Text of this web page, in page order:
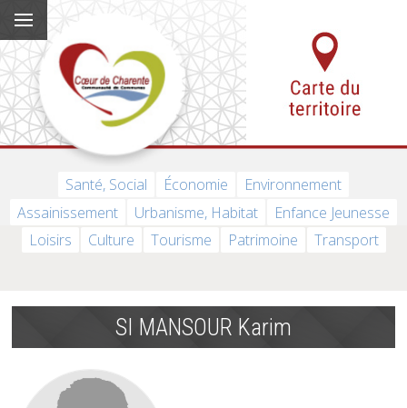
Santé, Social Économie
Environnement
Assainissement
Urbanisme, Habitat
Enfance Jeunesse
Loisirs
Culture Tourisme Patrimoine Transport
SI MANSOUR Karim